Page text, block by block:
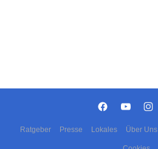
Ratgeber Presse Lokales Über Uns